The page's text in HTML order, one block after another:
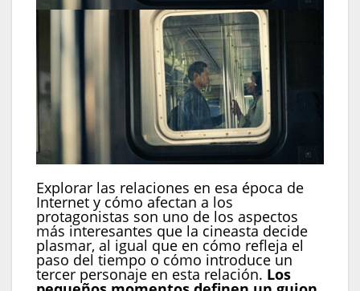
Explorar las relaciones en esa época de
Internet y cómo afectan a los
protagonistas son uno de los aspectos
más interesantes que la cineasta decide
plasmar, al igual que en cómo refleja el
paso del tiempo o cómo introduce un
tercer personaje en esta relación. Los